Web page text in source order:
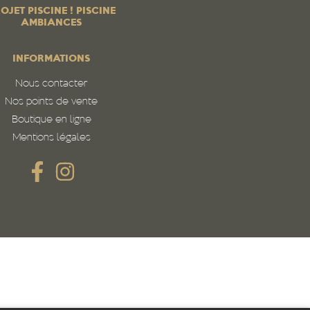
PISCINE ! PISCINE
AMBIANCES
INFORMATIONS
Nous contacter
Nos points de vente
Boutique en ligne
Mentions légales